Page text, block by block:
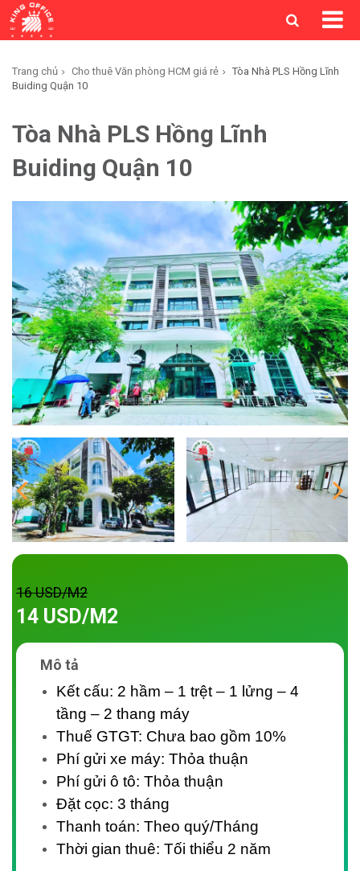
Trang chủ Cho thuê Văn phòng HCM giá rẻ
Tòa Nhà PLS Hồng Lĩnh
Buiding Quận 10
Tòa Nhà PLS Hồng Lĩnh
Buiding Quận 10
16 USD/M2
14 USD/M2
Mô tả
Kết cấu: 2 hầm – 1 trệt – 1 lửng – 4
tầng – 2 thang máy
Thuế GTGT: Chưa bao gồm 10%
Phí gửi xe máy: Thỏa thuận
Phí gửi ô tô: Thỏa thuận
Đặt cọc: 3 tháng
Thanh toán: Theo quý/Tháng
Thời gian thuê: Tối thiểu 2 năm